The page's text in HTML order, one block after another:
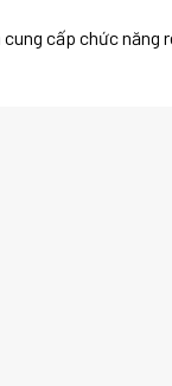
cấp chức